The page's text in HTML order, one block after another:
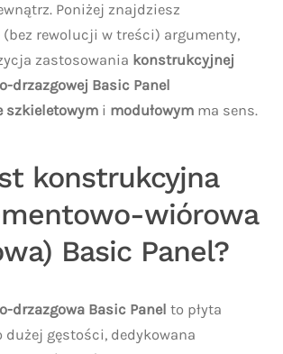
Poniżej znajdziesz
(bez rewolucji w treści) argumenty,
zastosowania konstrukcyjnej
drzazgowej Basic Panel
szkieletowym i modułowym ma sens.
konstrukcyjna
wiórowa
Basic Panel?
drzazgowa Basic Panel to płyta
gęstości, dedykowana